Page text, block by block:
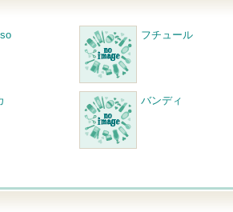
フチュール
バンディ